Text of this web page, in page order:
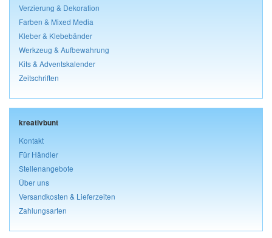
Verzierung & Dekoration
Farben & Mixed Media
Kleber & Klebebänder
Werkzeug & Aufbewahrung
Kits & Adventskalender
Zeitschriften
kreativbunt
Kontakt
Für Händler
Stellenangebote
Über uns
Versandkosten & Lieferzeiten
Zahlungsarten